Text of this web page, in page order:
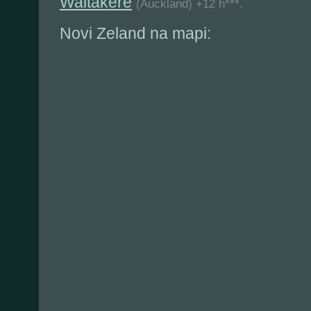
(Auckland) +12 h***.
Novi Zeland na mapi: